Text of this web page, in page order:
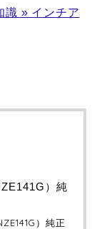
識 » インチア
）純
）純正